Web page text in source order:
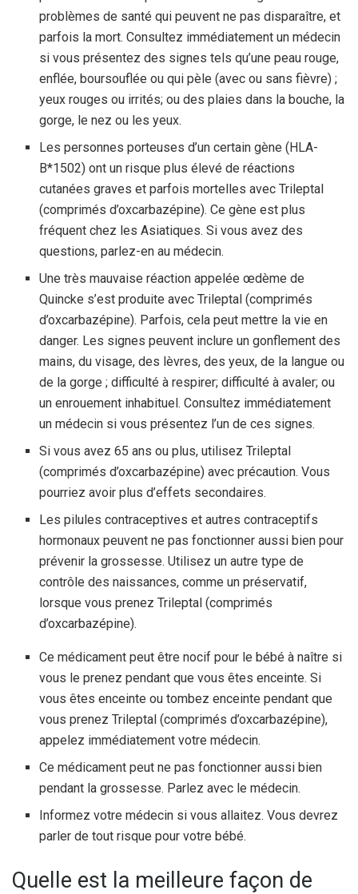
problèmes de santé qui peuvent ne pas disparaître, et
parfois la mort. Consultez immédiatement un médecin
si vous présentez des signes tels qu’une peau rouge,
enflée, boursouflée ou qui pèle (avec ou sans fièvre) ;
yeux rouges ou irrités; ou des plaies dans la bouche, la
gorge, le nez ou les yeux.
Les personnes porteuses d’un certain gène (HLA-
B*1502) ont un risque plus élevé de réactions
cutanées graves et parfois mortelles avec Trileptal
(comprimés d’oxcarbazépine). Ce gène est plus
fréquent chez les Asiatiques. Si vous avez des
questions, parlez-en au médecin.
Une très mauvaise réaction appelée œdème de
Quincke s’est produite avec Trileptal (comprimés
d’oxcarbazépine). Parfois, cela peut mettre la vie en
danger. Les signes peuvent inclure un gonflement des
mains, du visage, des lèvres, des yeux, de la langue ou
de la gorge ; difficulté à respirer; difficulté à avaler; ou
un enrouement inhabituel. Consultez immédiatement
un médecin si vous présentez l’un de ces signes.
Si vous avez 65 ans ou plus, utilisez Trileptal
(comprimés d’oxcarbazépine) avec précaution. Vous
pourriez avoir plus d’effets secondaires.
Les pilules contraceptives et autres contraceptifs
hormonaux peuvent ne pas fonctionner aussi bien pour
prévenir la grossesse. Utilisez un autre type de
contrôle des naissances, comme un préservatif,
lorsque vous prenez Trileptal (comprimés
d’oxcarbazépine).
Ce médicament peut être nocif pour le bébé à naître si
vous le prenez pendant que vous êtes enceinte. Si
vous êtes enceinte ou tombez enceinte pendant que
vous prenez Trileptal (comprimés d’oxcarbazépine),
appelez immédiatement votre médecin.
Ce médicament peut ne pas fonctionner aussi bien
pendant la grossesse. Parlez avec le médecin.
Informez votre médecin si vous allaitez. Vous devrez
parler de tout risque pour votre bébé.
Quelle est la meilleure façon de